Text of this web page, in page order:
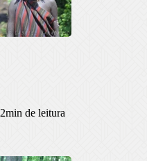
2min de leitura